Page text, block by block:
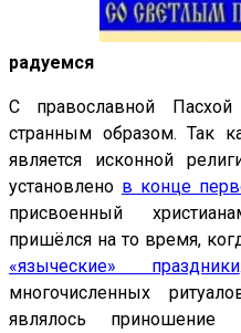
радуемся
С православной
странным образом. Так
является исконной
установлено в конце
присвоенный
пришёлся на то время,
«языческие» праздники
многочисленных
являлось приношение